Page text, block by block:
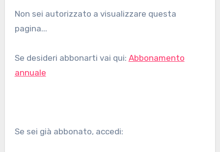
Non sei autorizzato a visualizzare questa
pagina...
Se desideri abbonarti vai qui: Abbonamento
annuale
Se sei già abbonato, accedi: